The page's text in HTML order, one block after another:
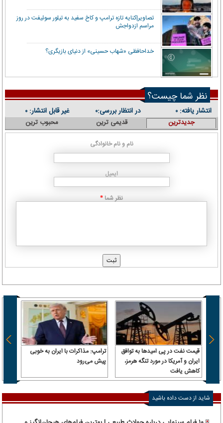
تصاویر|کنایه تازه ترامپ و کاخ سفید به تیلور سوئیفت در روز
مراسم ازدواجش
خداحافظی «شهاب حسینی» از دنیای بازیگری؟
نظر شما چیست؟
انتشار یافته: ۰ در انتظار بررسی:۰ غیر قابل انتشار: ۰
جدیدترین قدیمی ترین محبوب ترین
نام و نام خانوادگی
ایمیل
نظر شما *
قیمت نفت در پی امیدها به توافق
ایران و آمریکا در مورد تنگه هرمز،
کاهش یافت
ترامپ: مذاکرات با ایران به خوبی
پیش می‌رود
شاید از دست داده باشید